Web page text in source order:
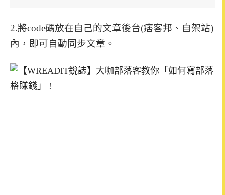
2.將code碼放在自己的文章後台(痞客邦、自架站)
內，即可自動同步文章。